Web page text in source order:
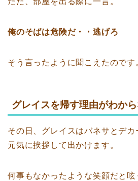
俺のそばは危険だ・・逃げろ
そう言ったように聞こえたのです
グレイスを帰す理由がわか
その日、グレイスはバネサとデカ
元気に挨拶して出かけます。
何事もなかったような笑顔だと呟